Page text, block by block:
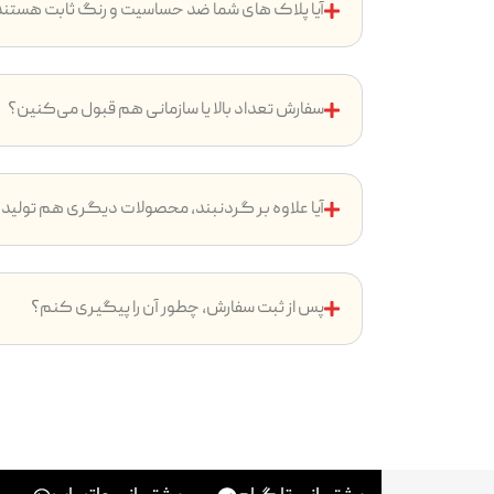
آیا پلاک های شما ضد حساسیت و رنگ ثابت
سفارش تعداد بالا یا سازمانی هم قبول می‌کنین؟
آیا علاوه بر گردنبند، محصولات دیگری هم
پس از ثبت سفارش، چطور آن را پیگیری کنم؟